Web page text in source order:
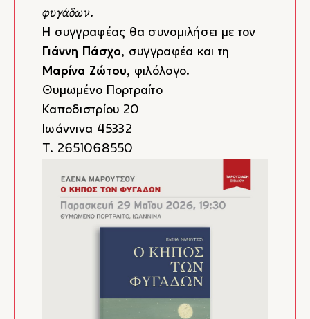
φυγάδων.
Η συγγραφέας θα συνομιλήσει με τον
Γιάννη Πάσχο, συγγραφέα και τη
Μαρίνα Ζώτου, φιλόλογο.
Θυμωμένο Πορτραίτο
Καποδιστρίου 20
Ιωάννινα 45332
Τ. 2651068550